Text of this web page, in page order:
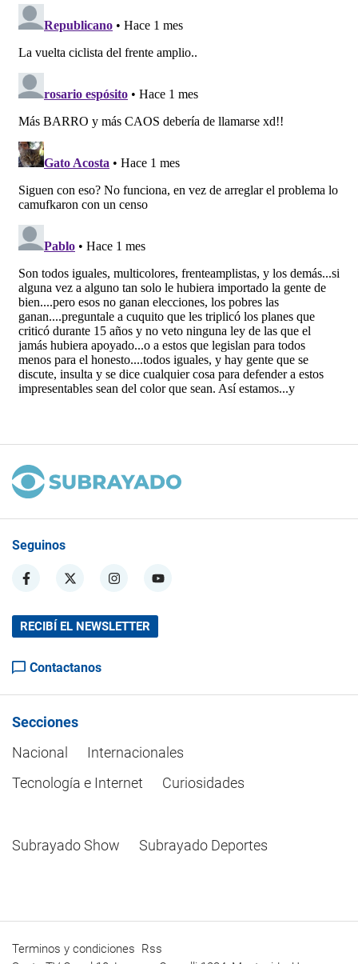
Seguinos
RECIBÍ EL NEWSLETTER
Contactanos
Secciones
Nacional
Internacionales
Tecnología e Internet
Curiosidades
Subrayado Show Subrayado Deportes
Terminos y condiciones Rss